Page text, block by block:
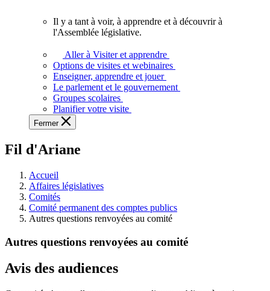
voir,
apprendre
et
à
à
législative.
Il y a tant à voir, à apprendre et à découvrir à
l'Assemblée législative.
Aller à Visiter et apprendre
Options de visites et webinaires
Enseigner, apprendre et jouer
Le parlement et le gouvernement
Groupes scolaires
Planifier votre visite
Fermer
Fil d'Ariane
Accueil
Affaires législatives
Comités
Comité permanent des comptes publics
Autres questions renvoyées au comité
Autres questions renvoyées au comité
Avis des audiences